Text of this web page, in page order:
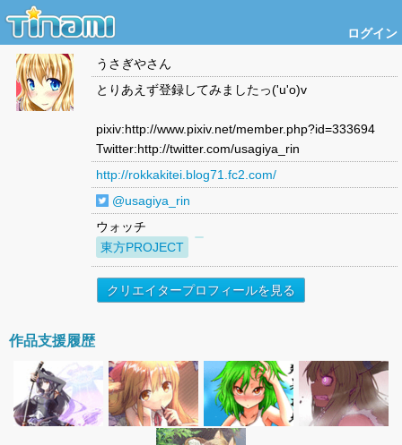
ログイン
うさぎやさん
とりあえず登録してみましたっ('u'o)v
pixiv:http://www.pixiv.net/member.php?id=333694
Twitter:http://twitter.com/usagiya_rin
http://rokkakitei.blog71.fc2.com/
@usagiya_rin
ウォッチ
東方PROJECT
クリエイタープロフィールを見る
作品支援履歴